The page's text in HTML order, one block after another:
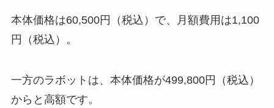
本体価格は60,500円（税込）で、月額費用は1,100
円（税込）。
一方のラボットは、本体価格が499,800円（税込）
からと高額です。